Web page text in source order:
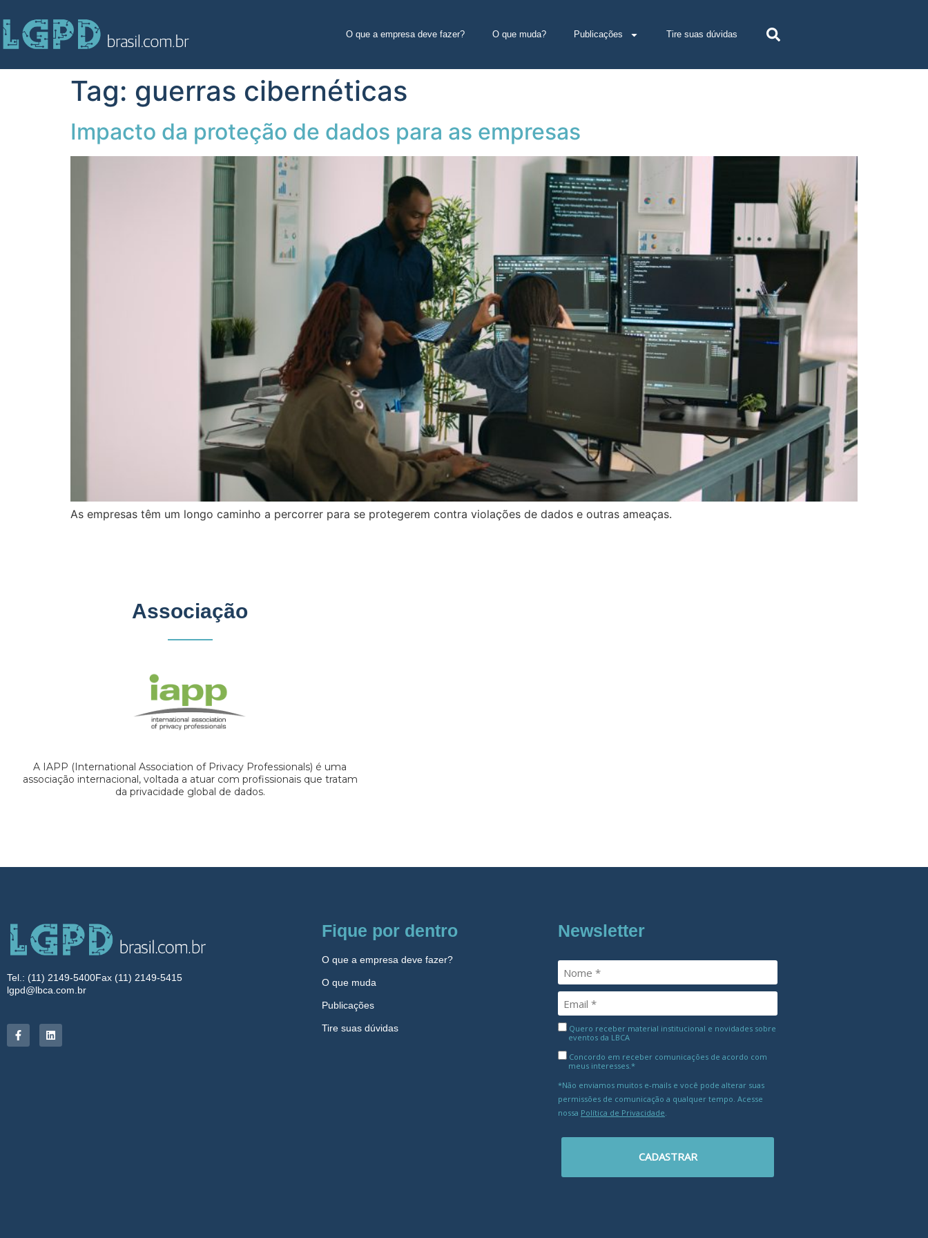
O que a empresa deve fazer? O que muda? Publicações Tire suas dúvidas
Tag: guerras cibernéticas
Impacto da proteção de dados para as empresas
As empresas têm um longo caminho a percorrer para se protegerem contra violações de dados e outras ameaças.
Associação
A IAPP (International Association of Privacy Professionals) é uma
associação internacional, voltada a atuar com profissionais que tratam
da privacidade global de dados.
Tel.: (11) 2149-5400Fax (11) 2149-5415
lgpd@lbca.com.br
Fique por dentro
O que a empresa deve fazer?
O que muda
Publicações
Tire suas dúvidas
Newsletter
Quero receber material institucional e novidades sobre
eventos da LBCA
Concordo em receber comunicações de acordo com
meus interesses.*
*Não enviamos muitos e-mails e você pode alterar suas
permissões de comunicação a qualquer tempo. Acesse
nossa Política de Privacidade
CADASTRAR